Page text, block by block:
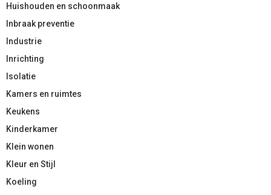
Huishouden en schoonmaak
Inbraak preventie
Industrie
Inrichting
Isolatie
Kamers en ruimtes
Keukens
Kinderkamer
Klein wonen
Kleur en Stijl
Koeling